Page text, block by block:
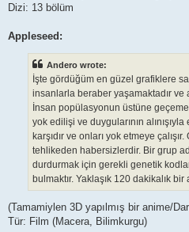
Dizi: 13 bölüm
Appleseed:
Andero wrote:
İşte gördüğüm en güzel grafiklere
insanlarla beraber yaşamaktadır ve
İnsan popülasyonun üstüne
yok edilişi ve duygularının
karşıdır ve onları yok etmeye
tehlikeden habersizlerdir. Bir grup
durdurmak için gerekli genetik
bulmaktır. Yaklaşık 120 dakikalık
(Tamamiylen 3D yapılmış bir anime/
Tür: Film (Macera, Bilimkurgu)